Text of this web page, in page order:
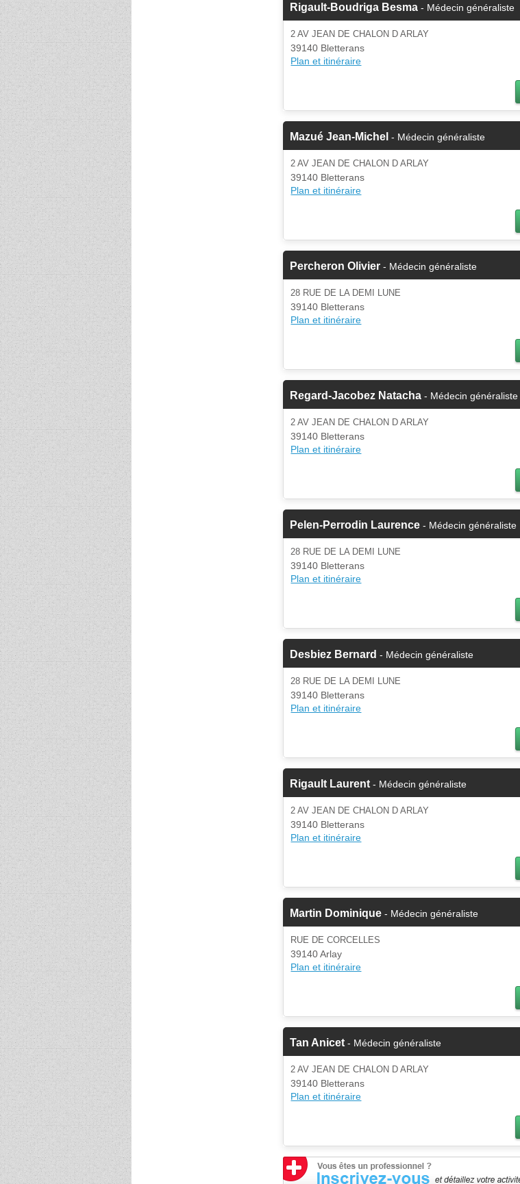
Rigault-Boudriga Besma - Médecin généraliste
2 AV JEAN DE CHALON D ARLAY
39140 Bletterans
Plan et itinéraire
Mazué Jean-Michel - Médecin généraliste
2 AV JEAN DE CHALON D ARLAY
39140 Bletterans
Plan et itinéraire
Percheron Olivier - Médecin généraliste
28 RUE DE LA DEMI LUNE
39140 Bletterans
Plan et itinéraire
Regard-Jacobez Natacha - Médecin généraliste
2 AV JEAN DE CHALON D ARLAY
39140 Bletterans
Plan et itinéraire
Pelen-Perrodin Laurence - Médecin généraliste
28 RUE DE LA DEMI LUNE
39140 Bletterans
Plan et itinéraire
Desbiez Bernard - Médecin généraliste
28 RUE DE LA DEMI LUNE
39140 Bletterans
Plan et itinéraire
Rigault Laurent - Médecin généraliste
2 AV JEAN DE CHALON D ARLAY
39140 Bletterans
Plan et itinéraire
Martin Dominique - Médecin généraliste
RUE DE CORCELLES
39140 Arlay
Plan et itinéraire
Tan Anicet - Médecin généraliste
2 AV JEAN DE CHALON D ARLAY
39140 Bletterans
Plan et itinéraire